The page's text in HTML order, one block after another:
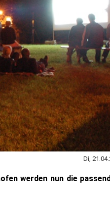
Di,
werden nun die